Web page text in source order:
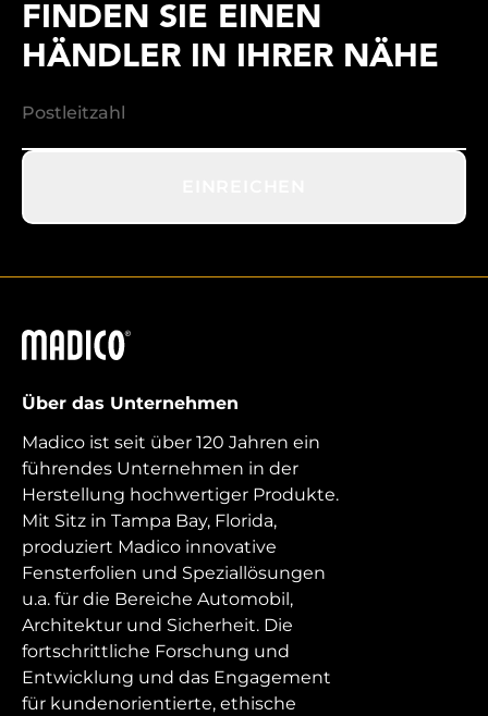
FINDEN SIE EINEN
HÄNDLER IN IHRER NÄHE
Madico
Über das Unternehmen
Madico ist seit über 120 Jahren ein
führendes Unternehmen in der
Herstellung hochwertiger Produkte.
Mit Sitz in Tampa Bay, Florida,
produziert Madico innovative
Fensterfolien und Speziallösungen
u.a. für die Bereiche Automobil,
Architektur und Sicherheit. Die
fortschrittliche Forschung und
Entwicklung und das Engagement
für kundenorientierte, ethische